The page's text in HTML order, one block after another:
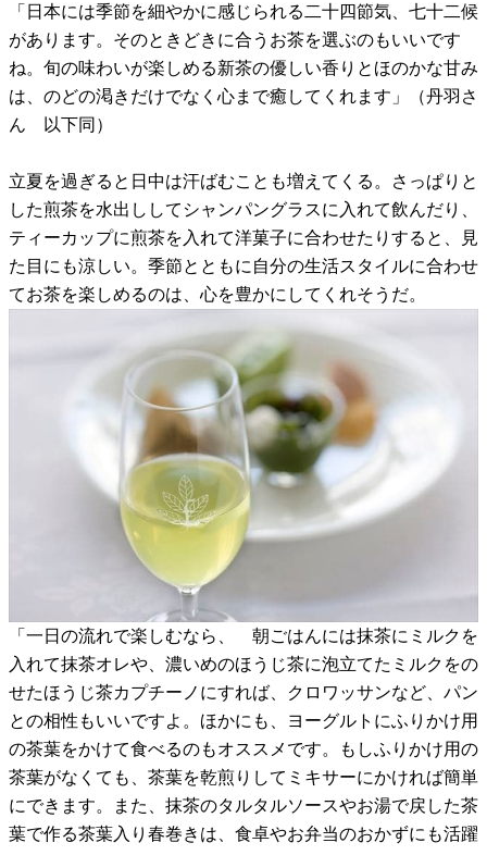
「日本には季節を細やかに感じられる二十四節気、七十二候
があります。そのときどきに合うお茶を選ぶのもいいです
ね。旬の味わいが楽しめる新茶の優しい香りとほのかな甘み
は、のどの渇きだけでなく心まで癒してくれます」（丹羽さ
ん 以下同）
立夏を過ぎると日中は汗ばむことも増えてくる。さっぱりと
した煎茶を水出ししてシャンパングラスに入れて飲んだり、
ティーカップに煎茶を入れて洋菓子に合わせたりすると、見
た目にも涼しい。季節とともに自分の生活スタイルに合わせ
てお茶を楽しめるのは、心を豊かにしてくれそうだ。
「一日の流れで楽しむなら、 朝ごはんには抹茶にミルクを
入れて抹茶オレや、濃いめのほうじ茶に泡立てたミルクをの
せたほうじ茶カプチーノにすれば、クロワッサンなど、パン
との相性もいいですよ。ほかにも、ヨーグルトにふりかけ用
の茶葉をかけて食べるのもオススメです。もしふりかけ用の
茶葉がなくても、茶葉を乾煎りしてミキサーにかければ簡単
にできます。また、抹茶のタルタルソースやお湯で戻した茶
葉で作る茶葉入り春巻きは、食卓やお弁当のおかずにも活躍